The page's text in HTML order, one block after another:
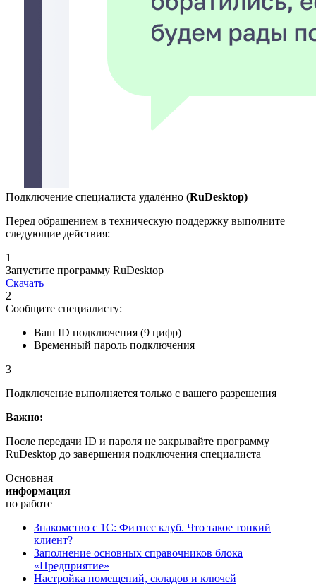
Подключение специалиста удалённо (RuDesktop)
Перед обращением в техническую поддержку выполните
следующие действия:
1
Запустите программу RuDesktop
Скачать
2
Сообщите специалисту:
Ваш ID подключения (9 цифр)
Временный пароль подключения
3
Подключение выполняется только с вашего разрешения
Важно:
После передачи ID и пароля не закрывайте программу
RuDesktop до завершения подключения специалиста
Основная
информация
по работе
Знакомство с 1С: Фитнес клуб. Что такое тонкий
клиент?
Заполнение основных справочников блока
«Предприятие»
Настройка помещений, складов и ключей